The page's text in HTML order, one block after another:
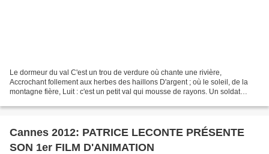
Le dormeur du val C'est un trou de verdure où chante une rivière,
Accrochant follement aux herbes des haillons D'argent ; où le soleil, de la
montagne fière, Luit : c'est un petit val qui mousse de rayons. Un soldat
Cannes 2012: PATRICE LECONTE PRÉSENTE
SON 1er FILM D'ANIMATION